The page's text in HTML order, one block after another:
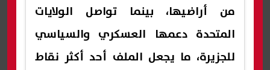
من أراضيها، بينما تواصل الولايات
المتحدة دعمها العسكري والسياسي
للجزيرة، ما يجعل الملف أحد أكثر نقاط